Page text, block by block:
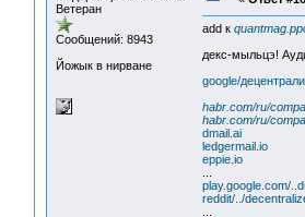
Ветеран
Сообщений: 8943
Йожык в нирване
add к
декс-мыльцэ!
google/
habr.com/ru/
habr.com/ru/
dmail.ai
ledgermail.io
eppie.io
play.google.com/
reddit/../